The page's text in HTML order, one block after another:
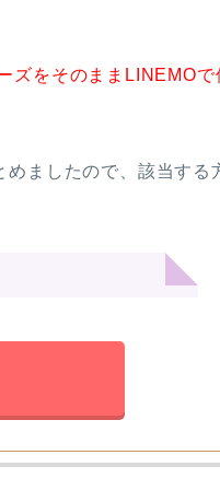
ズをそのままLINEMOで
めましたので、該当する